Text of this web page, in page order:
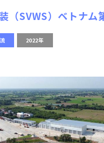
（SVWS）ベトナム
2022年